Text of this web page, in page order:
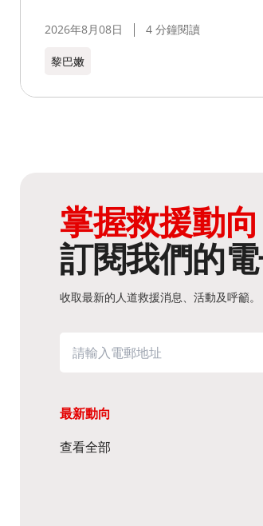
2026年8月08日 4 分鐘閱讀
黎巴嫩​
掌握救援動向
訂閱我們的
收取最新的人道救援消息、活動及呼籲。
最新動向
查看全部